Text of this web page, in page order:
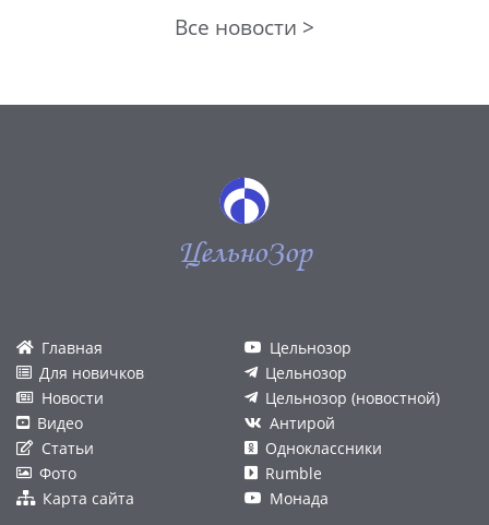
Все новости >
ЦельноЗор
Главная
Для новичков
Новости
Видео
Статьи
Фото
Карта сайта
Цельнозор
Цельнозор
Цельнозор (новостной)
Антирой
Одноклассники
Rumble
Монада